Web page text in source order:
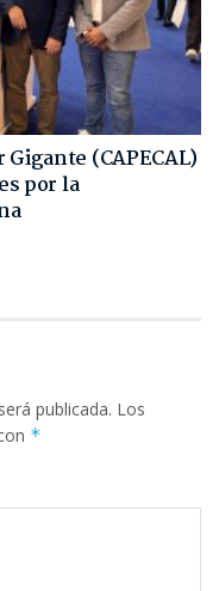
Gigante (CAPECAL)
por la
publicada. Los
*